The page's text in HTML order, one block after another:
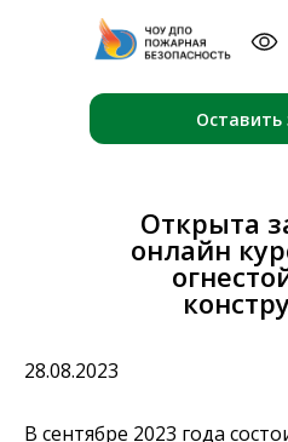
Оставить
Открыта
онлайн
28.08.2023
В сентябре 2023 года